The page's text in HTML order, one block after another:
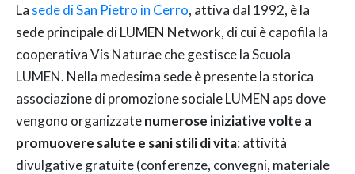
La sede di San Pietro in Cerro, attiva dal 1992, è la
sede principale di LUMEN Network, di cui è capofila la
cooperativa Vis Naturae che gestisce la Scuola
LUMEN. Nella medesima sede è presente la storica
associazione di promozione sociale LUMEN aps dove
vengono organizzatenumerose iniziative volte a
promuovere salute e sani stili di vita: attività
divulgative gratuite (conferenze, convegni, materiale